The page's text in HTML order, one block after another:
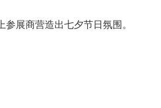
展商营造出七夕节日氛围。